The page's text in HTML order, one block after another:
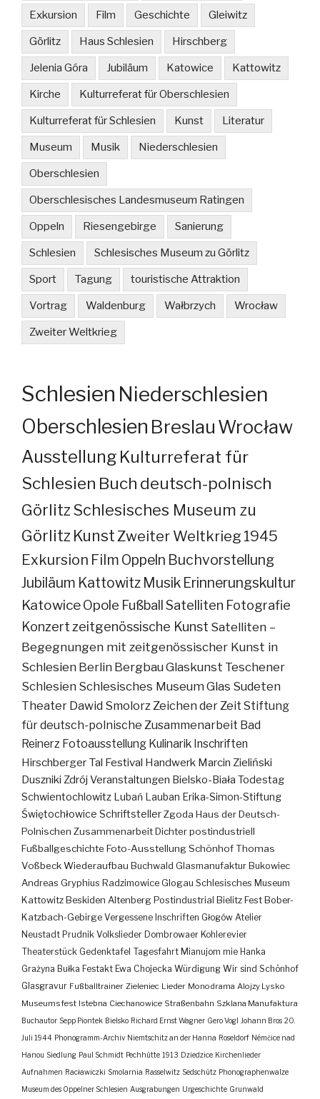
Exkursion Film Geschichte Gleiwitz
Görlitz Haus Schlesien Hirschberg
Jelenia Góra Jubiläum Katowice Kattowitz
Kirche Kulturreferat für Oberschlesien
Kulturreferat für Schlesien Kunst Literatur
Museum Musik Niederschlesien
Oberschlesien
Oberschlesisches Landesmuseum Ratingen
Oppeln Riesengebirge Sanierung
Schlesien Schlesisches Museum zu Görlitz
Sport Tagung touristische Attraktion
Vortrag Waldenburg Wałbrzych Wrocław
Zweiter Weltkrieg
Schlesien Niederschlesien
Oberschlesien Breslau Wrocław
Ausstellung Kulturreferat für
Schlesien Buch deutsch-polnisch
GörlitzSchlesisches Museum zu
Görlitz KunstZweiter Weltkrieg 1945
Exkursion Film Oppeln Buchvorstellung
Jubiläum Kattowitz Musik Erinnerungskultur
KatowiceOpole FußballSatelliten Fotografie
Konzertzeitgenössische Kunst Satelliten –
Begegnungen mit zeitgenössischer Kunst in
Schlesien Berlin BergbauGlaskunst Teschener
Schlesien Schlesisches MuseumGlas Sudeten
Theater Dawid SmolorzZeichen der Zeit Stiftung
für deutsch-polnische Zusammenarbeit Bad
Reinerz Fotoausstellung Kulinarik Inschriften
Hirschberger Tal Festival Handwerk Marcin Zieliński
Duszniki Zdrój Veranstaltungen Bielsko-Biała Todestag
Schwientochlowitz Lubań Lauban Erika-Simon-Stiftung
Świętochłowice SchriftstellerZgoda Haus der Deutsch-
Polnischen ZusammenarbeitDichterpostindustriell
Fußballgeschichte Foto-AusstellungSchönhofThomas
VoßbeckWiederaufbau Buchwald Glasmanufaktur Bukowiec
Andreas Gryphius Radzimowice Glogau Schlesisches Museum
Kattowitz Beskiden Altenberg Postindustrial Bielitz Fest Bober-
Katzbach-Gebirge Vergessene Inschriften Głogów Atelier
Neustadt Prudnik Volkslieder Dombrowaer Kohlerevier
Theaterstück Gedenktafel Tagesfahrt Mianujom mie Hanka
Grażyna Bułka Festakt Ewa Chojecka Würdigung Wir sind Schönhof
Glasgravur Fußballtrainer Zieleniec Lieder Monodrama Alojzy Lysko
Museumsfest Istebna Ciechanowice Straßenbahn Szklana Manufaktura
Buchautor Sepp Piontek Bielsko Richard Ernst Wagner Gero Vogl Johann Bros 20.
Juli 1944 Phonogramm-Archiv Niemtschitz an der Hanna Roseldorf Némčice nad
Hanou Siedlung Paul Schmidt Pechhütte 1913 Dziedzice Kirchenlieder
Aufnahmen Racławiczki Smolarnia Rasselwitz Sedschütz Phonographenwalze
Museum des Oppelner Schlesien Ausgrabungen Urgeschichte Grunwald